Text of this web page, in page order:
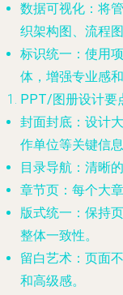
数据可视化 ：将
织架构图、流程
标识统一 ：使用
体，增强专业感和
PPT/图册设计要
封面封底 ：设计
作单位等关键信息
目录导航 ：清晰
章节页 ：每个大
版式统一 ：保持
整体一致性。
留白艺术 ：页面
和高级感。